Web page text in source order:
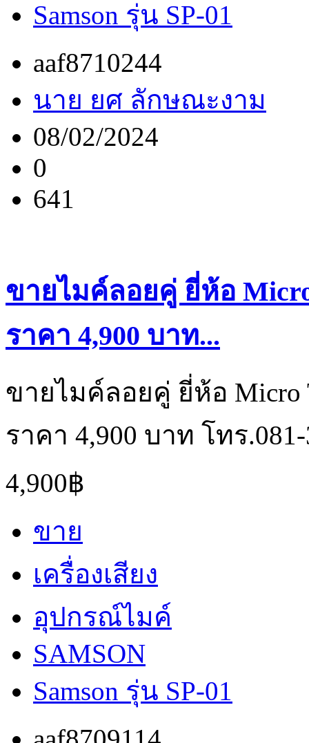
Samson รุ่น SP-01
aaf8710244
นาย ยศ ลักษณะงาม
08/02/2024
0
641
ขายไมค์ลอยคู่ ยี่ห้อ
ราคา 4,900 บาท...
ขายไมค์ลอยคู่ ยี่ห้อ Micro
ราคา 4,900 บาท โทร.081-
4,900฿
ขาย
เครื่องเสียง
อุปกรณ์ไมค์
SAMSON
Samson รุ่น SP-01